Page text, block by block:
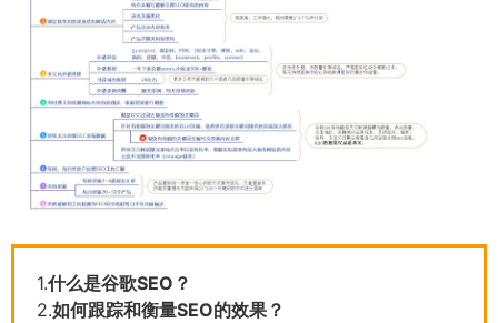
1.什么是谷歌SEO？
2.如何跟踪和衡量SEO的效果？